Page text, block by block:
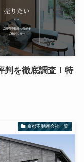
判を徹底調査！特
京都不動産会社一覧